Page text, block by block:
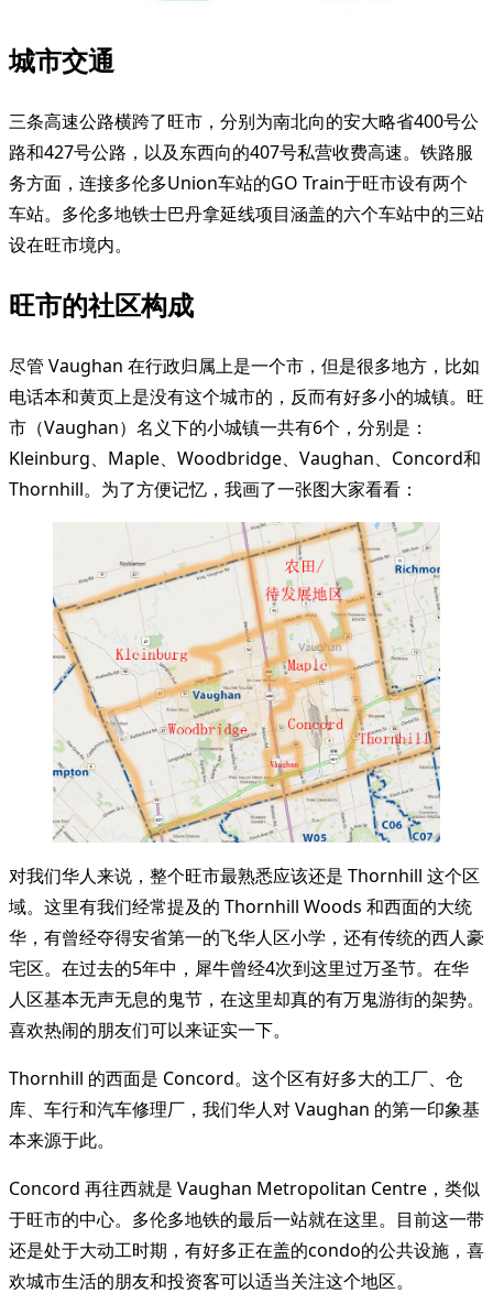
城市交通
三条高速公路横跨了旺市，分别为南北向的安大略省400号公
路和427号公路，以及东西向的407号私营收费高速。铁路服
务方面，连接多伦多Union车站的GO Train于旺市设有两个
车站。多伦多地铁士巴丹拿延线项目涵盖的六个车站中的三站
设在旺市境内。
旺市的社区构成
尽管 Vaughan 在行政归属上是一个市，但是很多地方，比如
电话本和黄页上是没有这个城市的，反而有好多小的城镇。旺
市（Vaughan）名义下的小城镇一共有6个，分别是：
Kleinburg、Maple、Woodbridge、Vaughan、Concord和
Thornhill。为了方便记忆，我画了一张图大家看看：
对我们华人来说，整个旺市最熟悉应该还是 Thornhill 这个区
域。这里有我们经常提及的 Thornhill Woods 和西面的大统
华，有曾经夺得安省第一的飞华人区小学，还有传统的西人豪
宅区。在过去的5年中，犀牛曾经4次到这里过万圣节。在华
人区基本无声无息的鬼节，在这里却真的有万鬼游街的架势。
喜欢热闹的朋友们可以来证实一下。
Thornhill 的西面是 Concord。这个区有好多大的工厂、仓
库、车行和汽车修理厂，我们华人对 Vaughan 的第一印象基
本来源于此。
Concord 再往西就是 Vaughan Metropolitan Centre，类似
于旺市的中心。多伦多地铁的最后一站就在这里。目前这一带
还是处于大动工时期，有好多正在盖的condo的公共设施，喜
欢城市生活的朋友和投资客可以适当关注这个地区。